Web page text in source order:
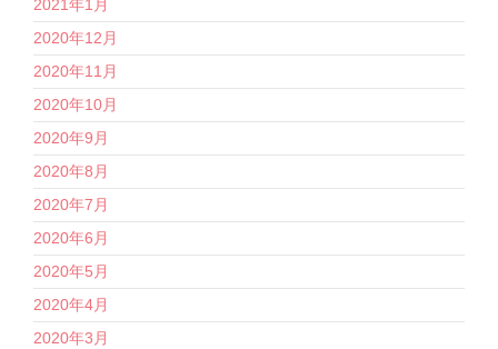
2021年1月
2020年12月
2020年11月
2020年10月
2020年9月
2020年8月
2020年7月
2020年6月
2020年5月
2020年4月
2020年3月